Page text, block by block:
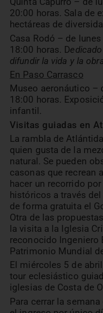
20:00 horas. Sala de
hectáreas de
Casa Rodó – de
18:00 horas. D
difundir la vida y la
En Paso Carrasco
Museo aeronáutico –
18:00 horas.
infantil.
Visitas guiadas en
La rambla de
quien gusta de la
natural. Se pueden
casonas que recrean
hacer un recorrido
históricos a través
de forma gratuita el
Otra de las
la visita a la Iglesia
reconocido Ingeniero
Patrimonio Mundial
El miércoles 5 de
tour eclesiástico
iglesias de Costa de
Para cerrar la